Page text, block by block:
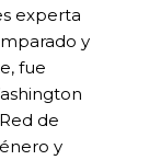
experta
y
fue
de
y